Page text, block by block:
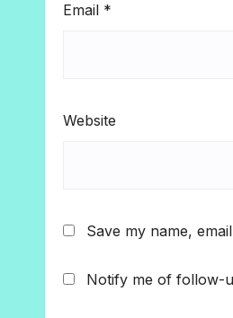
Email *
Website
Save my name,
Notify me of follow-